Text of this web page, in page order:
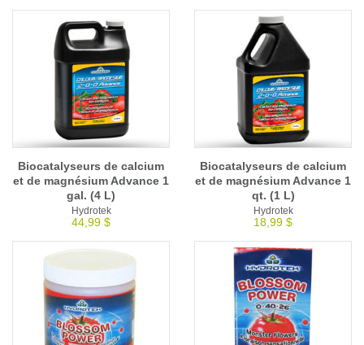
Biocatalyseurs de calcium
et de magnésium Advance 1
gal. (4 L)
Hydrotek
44,99 $
Biocatalyseurs de calcium
et de magnésium Advance 1
qt. (1 L)
Hydrotek
18,99 $